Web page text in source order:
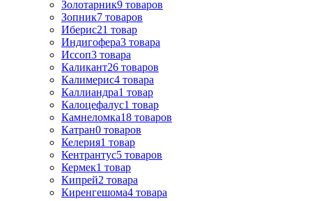
Золотарник9 товаров
Зопник7 товаров
Иберис21 товар
Индигофера3 товара
Иссоп3 товара
Каликант26 товаров
Калимерис4 товара
Каллиандра1 товар
Калоцефалус1 товар
Камнеломка18 товаров
Катран0 товаров
Келерия1 товар
Кентрантус5 товаров
Кермек1 товар
Кипрей2 товара
Киренгешома4 товара